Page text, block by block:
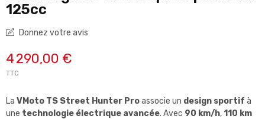
125cc
Donnez votre avis
4 290,00 €
TTC
La VMoto TS Street Hunter Proassocie un design sportif à
une technologie électrique avancée. Avec 90 km/h,110 km